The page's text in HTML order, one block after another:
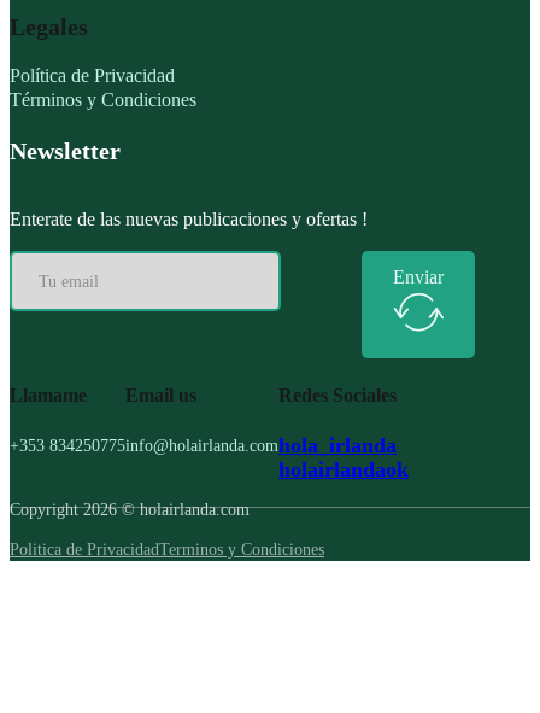
Legales
Política de Privacidad
Términos y Condiciones
Newsletter
Enterate de las nuevas publicaciones y ofertas !
Enviar
Llamame
+353 834250775
Email us
info@holairlanda.com
Redes Sociales
hola_irlanda
holairlandaok
Copyright 2026 © holairlanda.com
Politica de PrivacidadTerminos y Condiciones